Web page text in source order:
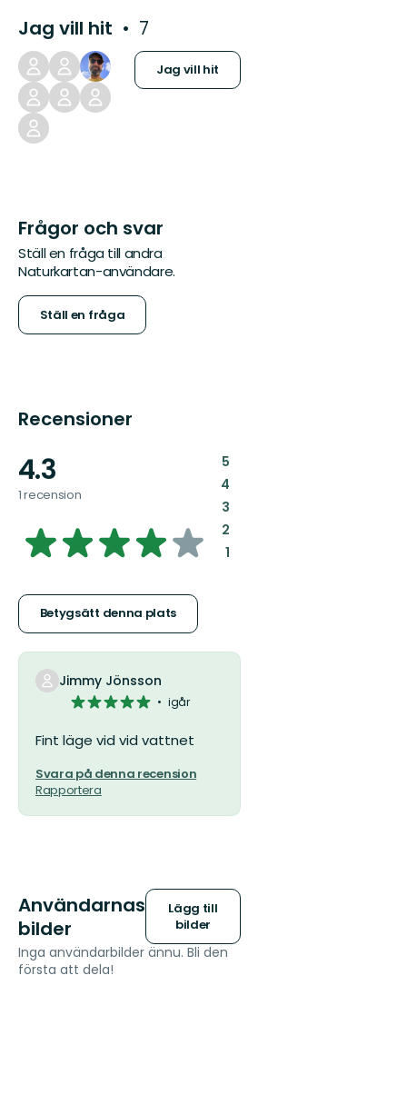
Jag vill hit 7
Jag vill hit
Frågor och svar
Ställ en fråga till andra
Naturkartan-användare.
Ställ en fråga
Recensioner
4.3
1 recension
4.255162241887906
5
stjärnor
Betygsätt denna plats
5:
4:
3:
2:
1:
Jimmy Jönsson
5
5
igår
Fint läge vid vid vattnet
Svara på denna recension
Rapportera
Användarnas
bilder
Lägg till
bilder
Inga användarbilder ännu. Bli den
första att dela!